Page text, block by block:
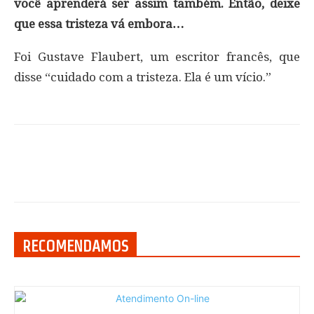
você aprenderá ser assim também. Então, deixe
que essa tristeza vá embora…
Foi Gustave Flaubert, um escritor francês, que
disse “cuidado com a tristeza. Ela é um vício.”
RECOMENDAMOS